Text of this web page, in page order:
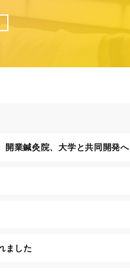
開業鍼灸院、大学と共同開発へ
ました